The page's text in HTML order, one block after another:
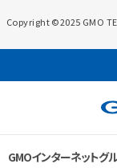
Copyright ©2025 GMO
GMOインターネットグ